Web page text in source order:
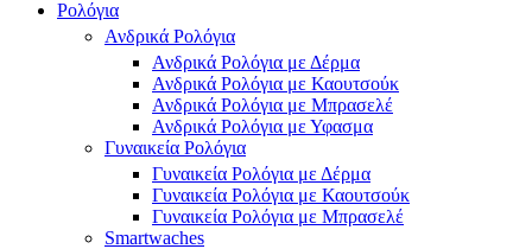
Ρολόγια
Ανδρικά Ρολόγια
Ανδρικά Ρολόγια με Δέρμα
Ανδρικά Ρολόγια με Καουτσούκ
Ανδρικά Ρολόγια με Μπρασελέ
Ανδρικά Ρολόγια με Υφασμα
Γυναικεία Ρολόγια
Γυναικεία Ρολόγια με Δέρμα
Γυναικεία Ρολόγια με Καουτσούκ
Γυναικεία Ρολόγια με Μπρασελέ
Smartwaches